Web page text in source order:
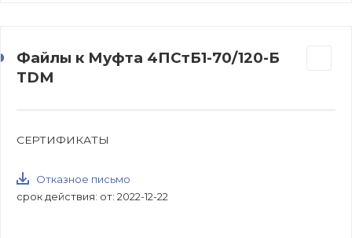
Файлы к Муфта 4ПСтБ1-70/120-Б
TDM
СЕРТИФИКАТЫ
Отказное письмо
срок действия: от: 2022-12-22